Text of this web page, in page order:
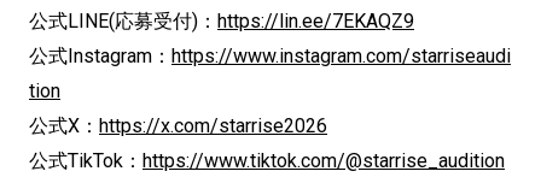
公式LINE(応募受付)： https://lin.ee/7EKAQZ9
公式Instagram： https://www.instagram.com/starriseaudi
tion
公式X： https://x.com/starrise2026
公式TikTok： https://www.tiktok.com/@starrise_audition